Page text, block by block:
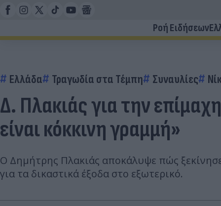
Ροή Ειδήσεων
Ελλάδα Τραγωδία στα Τέμπη Συναυλίες
Δ. Πλακιάς για την
είναι κόκκινη γραμμή»
Ο Δημήτρης Πλακιάς αποκάλυψε πώς
για τα δικαστικά έξοδα στο εξωτερικό.